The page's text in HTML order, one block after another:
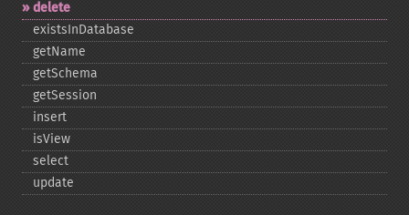
delete
existsInDatabase
getName
getSchema
getSession
insert
isView
select
update